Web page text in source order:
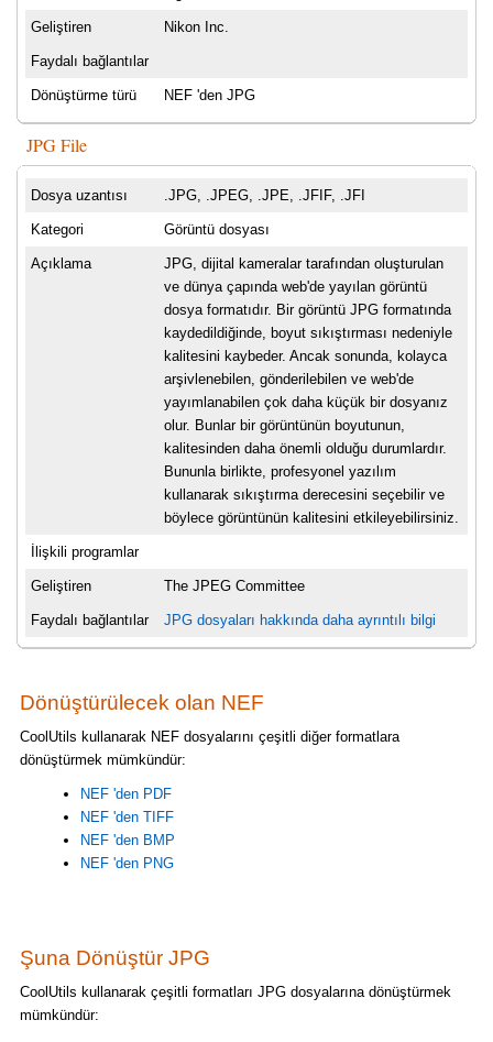
Geliştiren Nikon Inc.
Faydalı bağlantılar
Dönüştürme türü NEF 'den JPG
JPG File
Dosya uzantısı .JPG, .JPEG, .JPE, .JFIF, .JFI
Kategori Görüntü dosyası
Açıklama
JPG, dijital kameralar tarafından oluşturulan
ve dünya çapında web'de yayılan görüntü
dosya formatıdır. Bir görüntü JPG formatında
kaydedildiğinde, boyut sıkıştırması nedeniyle
kalitesini kaybeder. Ancak sonunda, kolayca
arşivlenebilen, gönderilebilen ve web'de
yayımlanabilen çok daha küçük bir dosyanız
olur. Bunlar bir görüntünün boyutunun,
kalitesinden daha önemli olduğu durumlardır.
Bununla birlikte, profesyonel yazılım
kullanarak sıkıştırma derecesini seçebilir ve
böylece görüntünün kalitesini etkileyebilirsiniz.
İlişkili programlar
Geliştiren The JPEG Committee
Faydalı bağlantılar JPG dosyaları hakkında daha ayrıntılı bilgi
Dönüştürülecek olan NEF
CoolUtils kullanarak NEF dosyalarını çeşitli diğer formatlara
dönüştürmek mümkündür:
NEF 'den PDF
NEF 'den TIFF
NEF 'den BMP
NEF 'den PNG
Şuna Dönüştür JPG
CoolUtils kullanarak çeşitli formatları JPG dosyalarına dönüştürmek
mümkündür: